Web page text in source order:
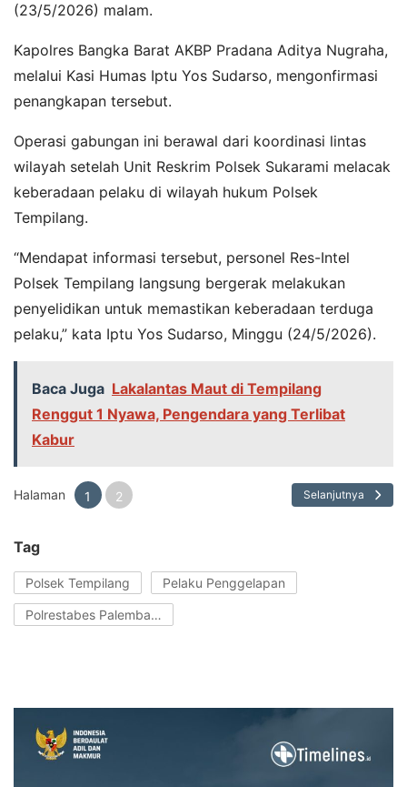
(23/5/2026) malam.
Kapolres Bangka Barat AKBP Pradana Aditya Nugraha,
melalui Kasi Humas Iptu Yos Sudarso, mengonfirmasi
penangkapan tersebut.
Operasi gabungan ini berawal dari koordinasi lintas
wilayah setelah Unit Reskrim Polsek Sukarami melacak
keberadaan pelaku di wilayah hukum Polsek
Tempilang.
“Mendapat informasi tersebut, personel Res-Intel
Polsek Tempilang langsung bergerak melakukan
penyelidikan untuk memastikan keberadaan terduga
pelaku,” kata Iptu Yos Sudarso, Minggu (24/5/2026).
Baca Juga Lakalantas Maut di Tempilang
Renggut 1 Nyawa, Pengendara yang Terlibat
Kabur
Halaman 1 2 Selanjutnya
Tag
Polsek Tempilang Pelaku Penggelapan
Polrestabes Palembang